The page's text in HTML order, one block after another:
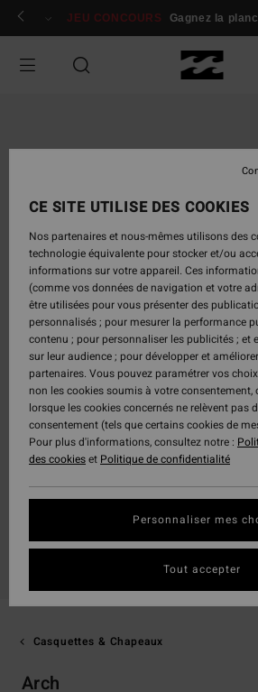
Passer
Se connecter / s'inscrire
JEU CONCOURS Gagnez la
Casquettes & Chapeaux
Arch
CE SITE UTILISE DES COOKIES
Nos partenaires et nous-mêmes utilisons des
technologie équivalente pour stocker et/ou
informations sur votre appareil. Ces
(comme vos données de navigation et votre
être utilisées pour vous présenter des
personnalisés ; pour mesurer la performance
contenu ; pour personnaliser les publicités ; et
sur leur audience ; pour développer et
partenaires. Vous pouvez paramétrer vos
non les cookies soumis à votre consentement,
lorsque les cookies concernés ne relèvent pas
consentement (tels que certains cookies de
Pour plus d'informations, consultez notre :
des cookieset Politique de confidentialité
Personnaliser mes
Tout accepter